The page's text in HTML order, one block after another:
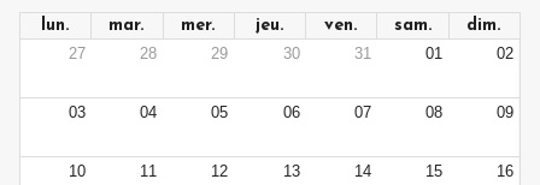
lun. mar. mer. jeu. ven. sam.
dim.
27
28 29 30 31 01 02
03 04 05 06 07 08 09
10 11 12 13 14 15 16